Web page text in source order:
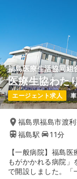
気に
福島医療生活協同組
医療生協わた
エージェント求人
福島県福島市渡
福島駅
11分
【一般病院】福島
もがかかれる病院
で開設しました。「